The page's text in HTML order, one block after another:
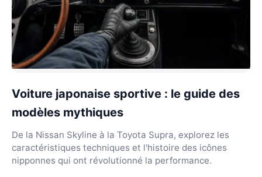
Voiture japonaise sportive : le guide des
modèles mythiques
De la Nissan Skyline à la Toyota Supra, explorez les
caractéristiques techniques et l'histoire des icônes
nipponnes qui ont révolutionné la performance.